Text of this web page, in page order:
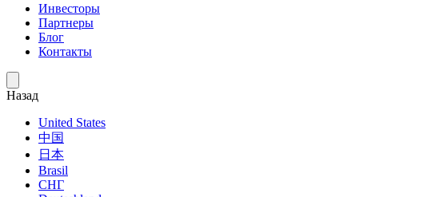
Инвесторы
Партнеры
Блог
Контакты
Назад
United States
中国
日本
Brasil
СНГ